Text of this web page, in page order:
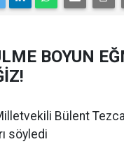
BOYUN
Bülent
söyledi